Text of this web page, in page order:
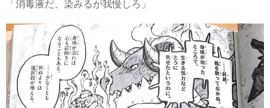
「消毒液だ、染みるが我慢しろ」